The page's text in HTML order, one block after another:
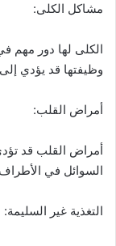
مشاكل الكلى:
الكلى لها دور مهم
وظيفتها قد يؤدي
أمراض القلب:
أمراض القلب قد
السوائل في
التغذية غير السليمة: